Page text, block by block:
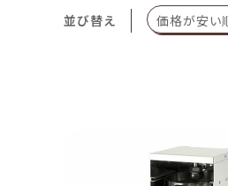
並び替え 価格が安い